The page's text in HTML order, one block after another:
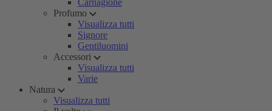
Carnagione
Profumo
Visualizza tutti
Signore
Gentiluomini
Accessori
Visualizza tutti
Varie
Natura
Visualizza tutti